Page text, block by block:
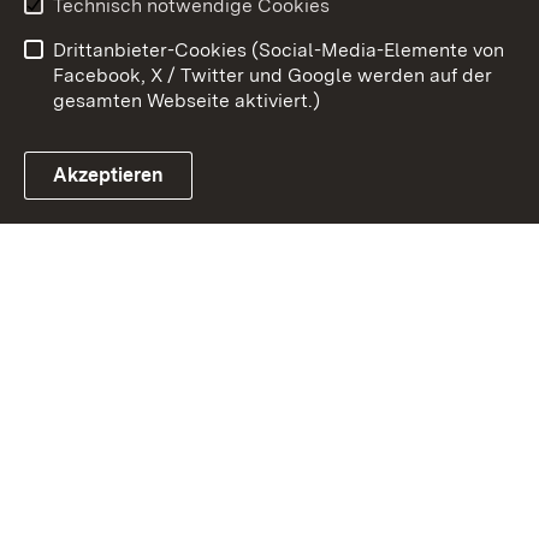
Link zum Landesportal
Barrierefreiheit
Impressum
Cookies
Technisch notwendige Cookies
Drittanbieter-Cookies (Social-Media-Elemente von
Facebook, X / Twitter und Google werden auf der
gesamten Webseite aktiviert.)
Akzeptieren